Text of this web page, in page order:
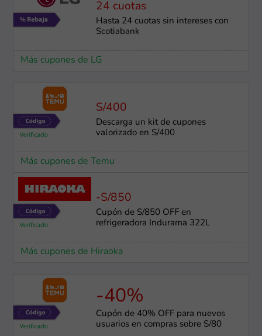
24 cuotas
Hasta 24 cuotas sin intereses con
Scotiabank
Más cupones de LG
S/400
Descarga un kit de cupones
valorizado en S/400
Más cupones de Temu
-S/850
Cupón de S/850 OFF en
refrigeradora Indurama 322L
Más cupones de Hiraoka
-40%
Cupón de 40% OFF para nuevos
usuarios en compras sobre S/80